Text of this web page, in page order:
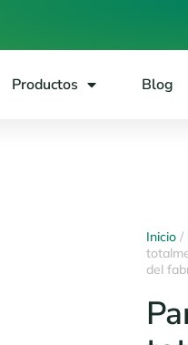
Productos Blog
Inicio /
del